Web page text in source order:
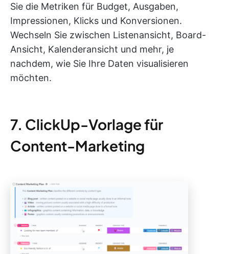
Sie die Metriken für Budget, Ausgaben,
Impressionen, Klicks und Konversionen.
Wechseln Sie zwischen Listenansicht, Board-
Ansicht, Kalenderansicht und mehr, je
nachdem, wie Sie Ihre Daten visualisieren
möchten.
7. ClickUp-Vorlage für
Content-Marketing